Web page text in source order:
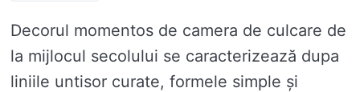
Decorul momentos de camera de culcare de
la mijlocul secolului se caracterizează dupa
liniile untisor curate, formele simple și